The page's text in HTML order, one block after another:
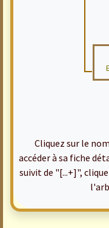
Cliquez sur le
accéder à sa fiche
suivit de "[...+]",